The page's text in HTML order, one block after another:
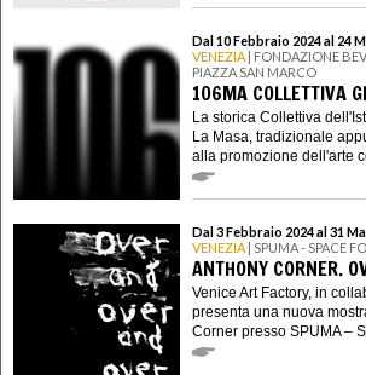
Dal 10 Febbraio 2024 al 24
VENEZIA | FONDAZIONE
PIAZZA SAN MARCO
106MA COLLETTIVA
La storica Collettiva
La Masa, tradizionale
alla promozione dell'arte
Dal 3 Febbraio 2024 al 31
VENEZIA | SPUMA - SPACE
ANTHONY CORNER.
Venice Art Factory, in
presenta una nuova
Corner presso SPUMA –